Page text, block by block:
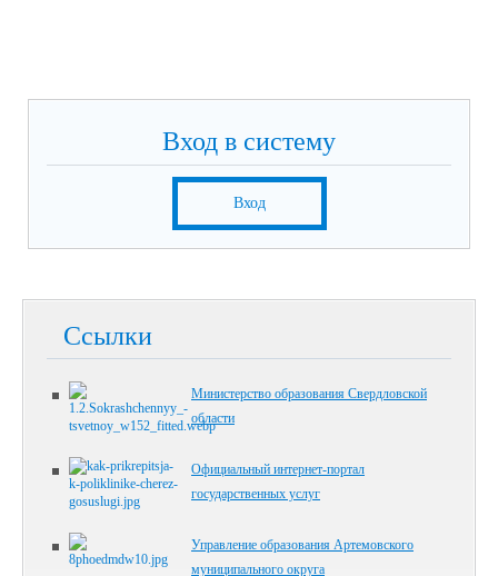
Вход в систему
Вход
Ссылки
Министерство образования Свердловской
области
Официальный интернет-портал
государственных услуг
Управление образования Артемовского
муниципального округа